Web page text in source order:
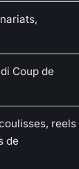
Coup de
reels
de